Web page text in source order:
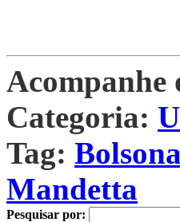
Acompanhe
Categoria:
Tag:
Mandetta
Pesquisar por: